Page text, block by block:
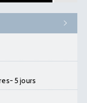
5 jours